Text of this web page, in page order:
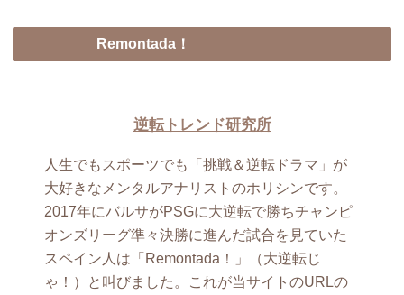
Remontada！
逆転トレンド研究所
人生でもスポーツでも「挑戦＆逆転ドラマ」が
大好きなメンタルアナリストのホリシンです。
2017年にバルサがPSGに大逆転で勝ちチャンピ
オンズリーグ準々決勝に進んだ試合を見ていた
スペイン人は「Remontada！」（大逆転じ
ゃ！）と叫びました。これが当サイトのURLの